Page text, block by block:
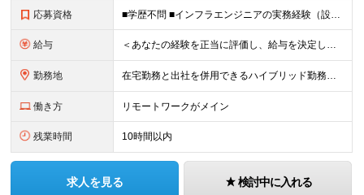
応募資格 ■学歴不問 ■インフラエンジニアの実務経験（設計～構築フェーズを想定） ★Google Cloud・OCI・AWS・Azureなどクラウド技術は問いませんが、経験・知見が深い方は優遇します！ ＜この
給与 ＜あなたの経験を正当に評価し、給与を決定します！＞ 想定年収500万円～1,000万円 └月給34万3000円～＋賞与年2回 ◎在宅勤務手当あり ◎交通費100％支給 ◎資格取得奨励制度(一時金/資格
勤務地 在宅勤務と出社を併用できるハイブリッド勤務！ （出社は週1～3日程度ですが、ご希望に合わせて柔軟に対応可能です。） ≪東京オフィス≫ 東京都新宿区西新宿2-6-1 新宿住友ビル26F ※(業務の変
働き方 リモートワークがメイン
残業時間 10時間以内
求人を見る 検討中に入れる